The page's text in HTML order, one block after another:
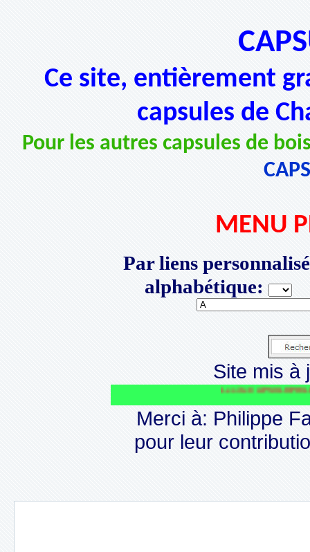
Ce site, entièrement
capsules de
Pour les autres capsules de
MENU
Par liens
alphabétique:
Site mis à
Le site CAPSULOPHILE va
Merci à: Philippe
pour leur